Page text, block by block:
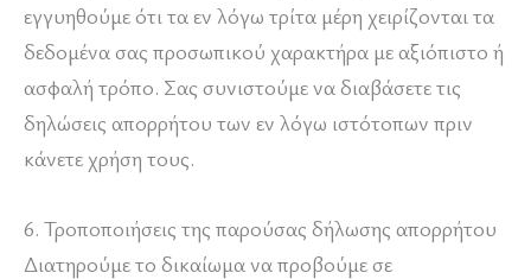
εγγυηθούμε ότι τα εν λόγω τρίτα μέρη χειρίζονται τα
δεδομένα σας προσωπικού χαρακτήρα με αξιόπιστο ή
ασφαλή τρόπο. Σας συνιστούμε να διαβάσετε τις
δηλώσεις απορρήτου των εν λόγω ιστότοπων πριν
κάνετε χρήση τους.
6. Τροποποιήσεις της παρούσας δήλωσης απορρήτου
Διατηρούμε το δικαίωμα να προβούμε σε